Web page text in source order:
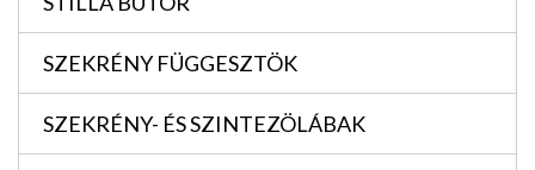
SZEKRÉNY FÜGGESZTÖK
SZEKRÉNY- ÉS SZINTEZÖLÁBAK